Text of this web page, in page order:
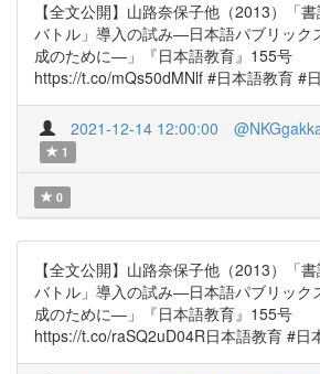
【全文公開】山路奈保子他（2013）「
バトル」導入の試み―日本語パブリック
成のために―」『日本語教育』155号
https://t.co/mQs50dMNlf #日本語教育 #
2021-12-14 12:00:00
1
0
【全文公開】山路奈保子他（2013）「
バトル」導入の試み―日本語パブリック
成のために―」『日本語教育』155号
https://t.co/raSQ2uD04R日本語教育 #日